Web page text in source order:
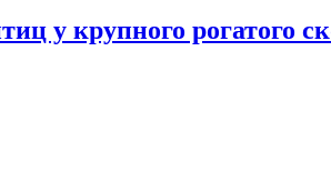
у крупного рогатого